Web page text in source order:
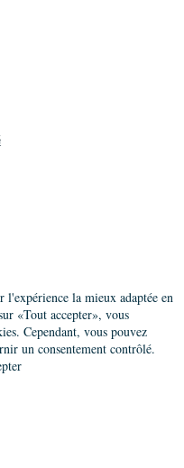
la mieux adaptée en
«Tout accepter», vous
Cependant, vous pouvez
un consentement contrôlé.